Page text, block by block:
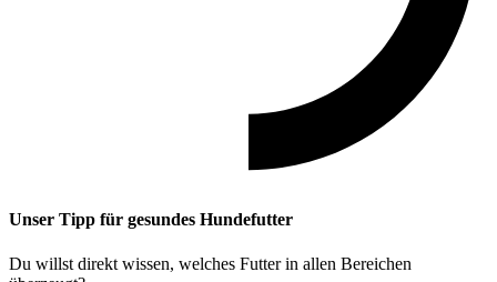
Unser Tipp für gesundes Hundefutter
Du willst direkt wissen, welches Futter in allen Bereichen